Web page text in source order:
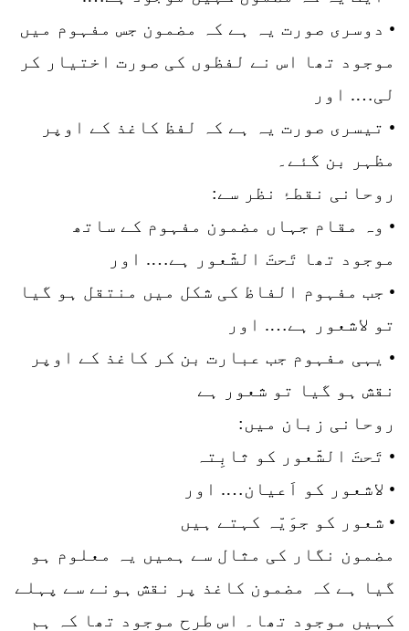
• دوسری صورت یہ ہے کہ مضمون جس مفہوم میں
موجود تھا اس نے لفظوں کی صورت اختیار کر
لی…. اور
• تیسری صورت یہ ہے کہ لفظ کاغذ کے اوپر
مظہر بن گئے۔
روحانی نقطۂ نظر سے:
• وہ مقام جہاں مضمون مفہوم کے ساتھ
موجود تھا تَحتَ الشّعور ہے…. اور
• جب مفہوم الفاظ کی شکل میں منتقل ہو گیا
تو لاشعور ہے…. اور
• یہی مفہوم جب عبارت بن کر کاغذ کے اوپر
نقش ہو گیا تو شعور ہے
روحانی زبان میں:
• تَحتَ الشّعور کو ثابِتہ
• لاشعور کو اَعیان…. اور
• شعور کو جوَیّہ کہتے ہیں
مضمون نگار کی مثال سے ہمیں یہ معلوم ہو
گیا ہے کہ مضمون کاغذ پر نقش ہونے سے پہلے
کہیں موجود تھا۔ اس طرح موجود تھا کہ ہم